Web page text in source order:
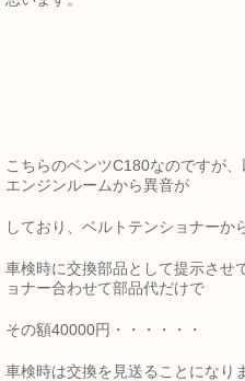
こちらのベンツC180なのですが
エンジンルームから異音が
しており、ベルトテンショナーか
車検時に交換部品として提示させ
ョナー合わせて部品代だけで
その額40000円・・・・・・
車検時は交換を見送ることになり